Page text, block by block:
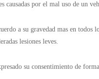
causadas por el mal uso de un
a su gravedad mas en todos
lesiones leves.
su consentimiento de